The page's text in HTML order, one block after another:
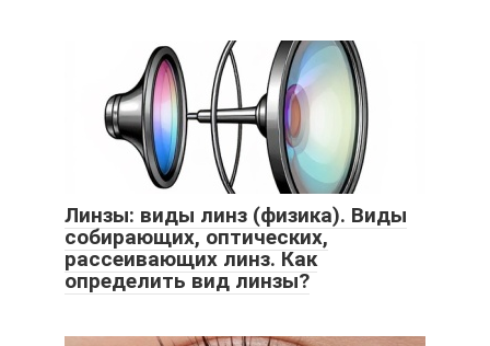
Линзы: виды линз (физика). Виды
собирающих, оптических,
рассеивающих линз. Как
определить вид линзы?